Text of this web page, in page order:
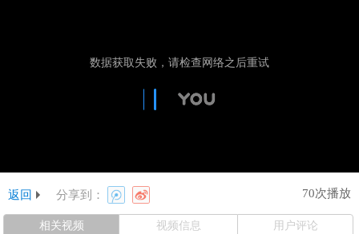
返回 分享到： 70次播放
相关视频 视频信息
用户评论